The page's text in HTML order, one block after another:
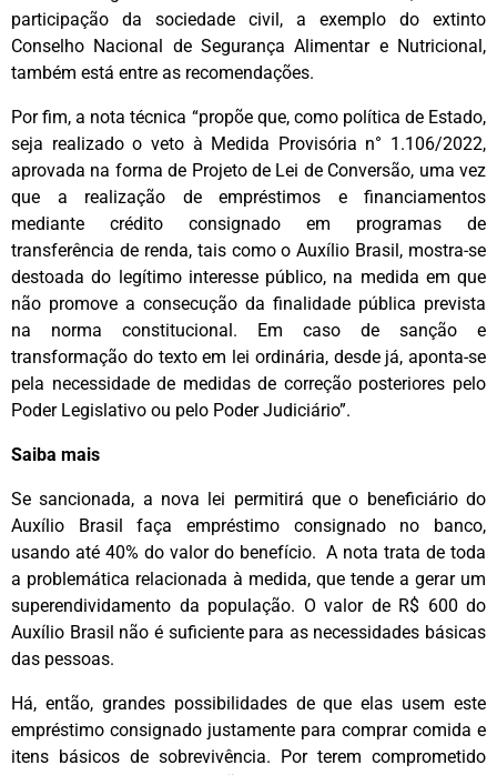
participação da sociedade civil, a exemplo do extinto
Conselho Nacional de Segurança Alimentar e Nutricional,
também está entre as recomendações.
Por fim, a nota técnica “propõe que, como política de Estado,
seja realizado o veto à Medida Provisória n° 1.106/2022,
aprovada na forma de Projeto de Lei de Conversão, uma vez
que a realização de empréstimos e financiamentos
mediante crédito consignado em programas de
transferência de renda, tais como o Auxílio Brasil, mostra-se
destoada do legítimo interesse público, na medida em que
não promove a consecução da finalidade pública prevista
na norma constitucional. Em caso de sanção e
transformação do texto em lei ordinária, desde já, aponta-se
pela necessidade de medidas de correção posteriores pelo
Poder Legislativo ou pelo Poder Judiciário”.
Saiba mais
Se sancionada, a nova lei permitirá que o beneficiário do
Auxílio Brasil faça empréstimo consignado no banco,
usando até 40% do valor do benefício. A nota trata de toda
a problemática relacionada à medida, que tende a gerar um
superendividamento da população. O valor de R$ 600 do
Auxílio Brasil não é suficiente para as necessidades básicas
das pessoas.
Há, então, grandes possibilidades de que elas usem este
empréstimo consignado justamente para comprar comida e
itens básicos de sobrevivência. Por terem comprometido